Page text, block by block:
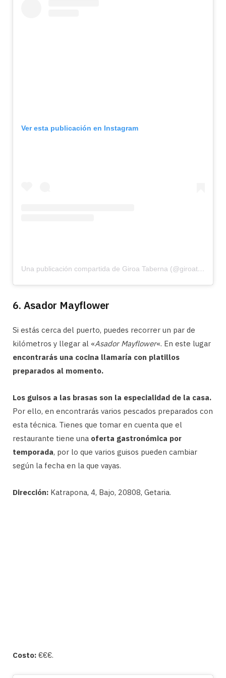
Ver esta publicación en Instagram
Una publicación compartida de Giroa Taberna (@giroataberna)
6. Asador Mayflower
Si estás cerca del puerto, puedes recorrer un par de
kilómetros y llegar al «Asador Mayflower«. En este lugar
encontrarás una cocina llamaría con platillos
preparados al momento.
Los guisos a las brasas son la especialidad de la casa.
Por ello, en encontrarás varios pescados preparados con
esta técnica. Tienes que tomar en cuenta que el
restaurante tiene una oferta gastronómica por
temporada, por lo que varios guisos pueden cambiar
según la fecha en la que vayas.
Dirección: Katrapona, 4, Bajo, 20808, Getaria.
Costo: €€€.